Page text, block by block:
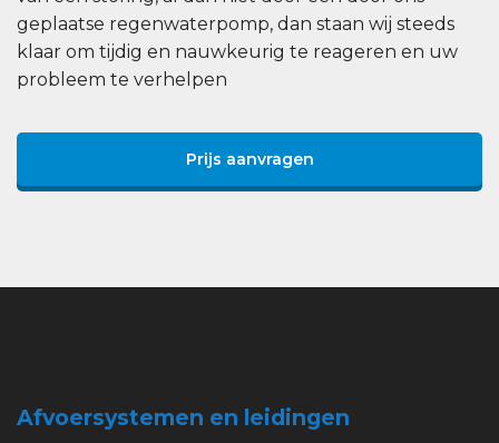
geplaatse regenwaterpomp, dan staan ​​wij steeds
klaar om tijdig en nauwkeurig te reageren en uw
probleem te verhelpen
Prijs aanvragen
Afvoersystemen en leidingen